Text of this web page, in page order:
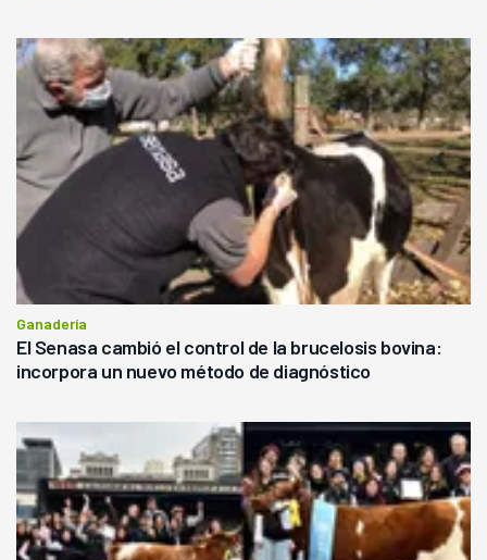
Ganadería
El Senasa cambió el control de la brucelosis bovina:
incorpora un nuevo método de diagnóstico